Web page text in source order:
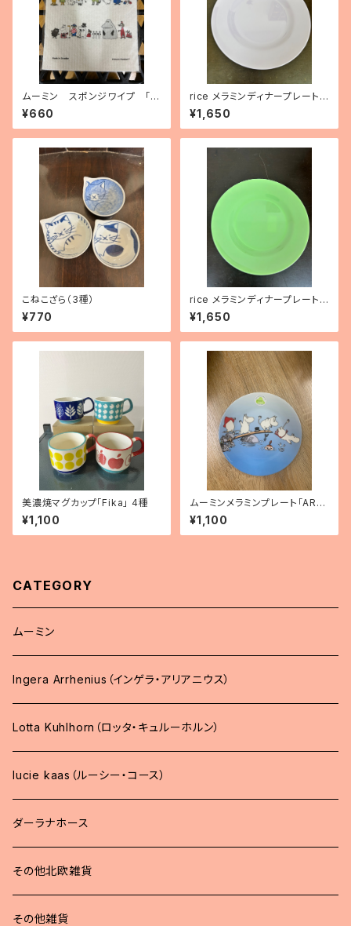
ムーミン スポンジワイプ 「ム
ーミンオンライン」
¥660
rice メラミンディナープレート
（パープル）
¥1,650
こねこざら（3種）
¥770
rice メラミンディナープレート
（ニューグリーン）
¥1,650
美濃焼マグカップ「Fika」 4種
¥1,100
ムーミンメラミンプレート「ARC
HIPELAGO」
¥1,100
CATEGORY
ムーミン
Ingera Arrhenius（インゲラ・アリアニウス）
Lotta Kuhlhorn（ロッタ・キュルーホルン）
lucie kaas（ルーシー・コース）
ダーラナホース
その他北欧雑貨
その他雑貨